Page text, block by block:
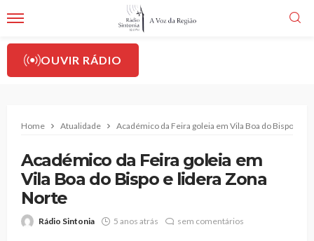
OUVIR RÁDIO
Home Atualidade Académico da Feira goleia em Vila Boa do Bispo e
Académico da Feira goleia em
Vila Boa do Bispo e lidera Zona
Norte
Rádio Sintonia 5 anos atrás sem comentários